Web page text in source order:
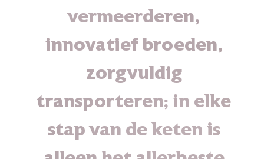
vermeerderen,
innovatief broeden,
zorgvuldig
transporteren; in elke
stap van de keten is